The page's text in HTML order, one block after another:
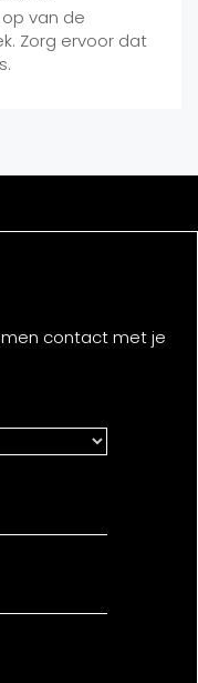
van de
Zorg ervoor dat
contact met je